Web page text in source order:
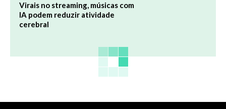
Virais no streaming, músicas com
IA podem reduzir atividade
cerebral